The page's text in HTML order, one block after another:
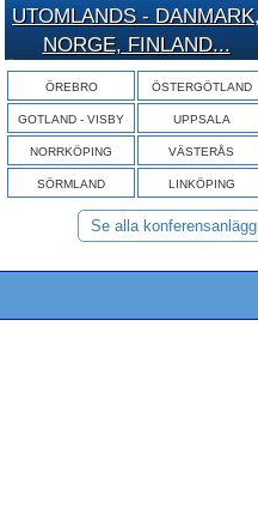
UTOMLANDS -
NORGE, FINLAND...
ÖREBRO ÖSTERGÖTLAND
GOTLAND - VISBY UPPSALA
NORRKÖPING VÄSTERÅS
SÖRMLAND LINKÖPING
Se alla